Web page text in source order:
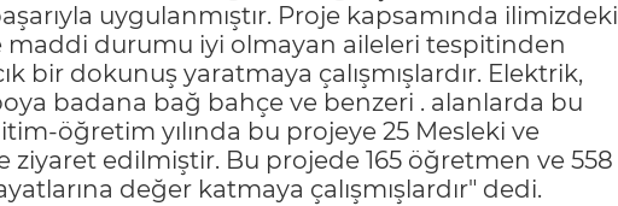
uygulanmıştır. Proje kapsamında ilimizdeki
durumu iyi olmayan aileleri tespitinden
bir dokunuş yaratmaya çalışmışlardır. Elektrik,
badana bağ bahçe ve benzeri . alanlarda bu
öğretim yılında bu projeye 25 Mesleki ve
ziyaret edilmiştir. Bu projede 165 öğretmen ve 558
değer katmaya çalışmışlardır" dedi.